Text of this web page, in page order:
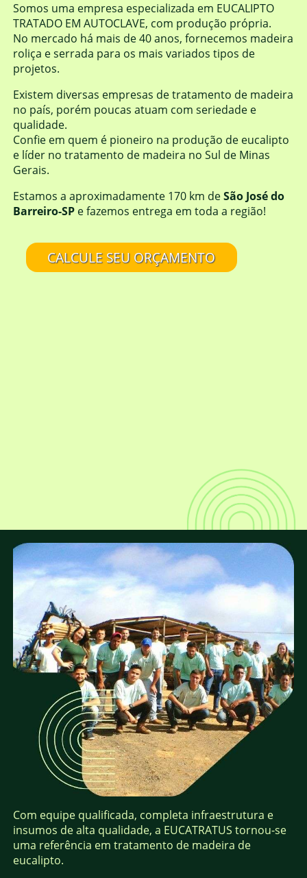
Somos uma empresa especializada em EUCALIPTO
TRATADO EM AUTOCLAVE, com produção própria.
No mercado há mais de 40 anos, fornecemos madeira
roliça e serrada para os mais variados tipos de
projetos.
Existem diversas empresas de tratamento de madeira
no país, porém poucas atuam com seriedade e
qualidade.
Confie em quem é pioneiro na produção de eucalipto
e líder no tratamento de madeira no Sul de Minas
Gerais.
Estamos a aproximadamente 170 km deSão José do
Barreiro-SP e fazemos entrega em toda a região!
CALCULE SEU ORÇAMENTO
Com equipe qualificada, completa infraestrutura e
insumos de alta qualidade, a EUCATRATUS tornou-se
uma referência em tratamento de madeira de
eucalipto.